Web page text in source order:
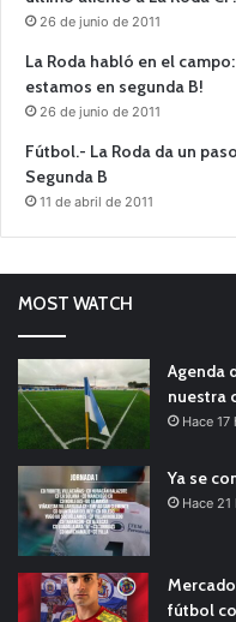
26 de junio de 2011
La Roda habló en el campo:
estamos en segunda B!
26 de junio de 2011
Fútbol.- La Roda da un
Segunda B
11 de abril de 2011
MOST WATCH
Agenda
nuestra
Hace 17
Ya se
Hace 21
fútbol